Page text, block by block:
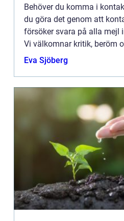
Behöver du komma i
du göra det genom att
försöker svara på alla mejl
Vi välkomnar kritik, beröm
kommentarer till innehållet
Eva Sjöberg